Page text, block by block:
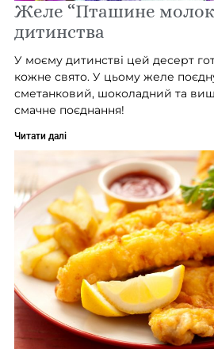
Желе “Пташине
дитинства
У моєму дитинстві цей десерт
кожне свято. У цьому желе
сметанковий, шоколадний та
смачне поєднання!
Читати далі